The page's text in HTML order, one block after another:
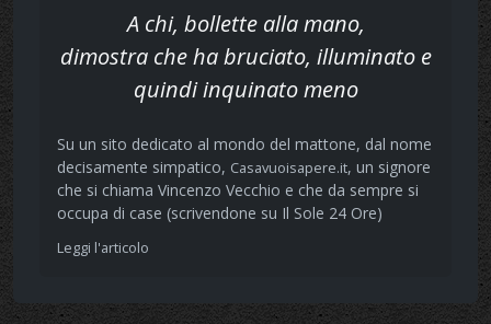
A chi, bollette alla mano,
dimostra che ha bruciato, illuminato e
quindi inquinato meno
Su un sito dedicato al mondo del mattone, dal nome
decisamente simpatico, Casavuoisapere.it, un signore
che si chiama Vincenzo Vecchio e che da sempre si
occupa di case (scrivendone su Il Sole 24 Ore)
Leggi l'articolo